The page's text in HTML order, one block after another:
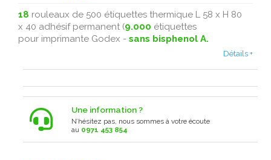
18 rouleaux de 500 étiquettes thermique L 58 x H 80
x 40 adhésif permanent (9.000 étiquettes
pour imprimante Godex - sans bisphenol A.
Détails +
Une information ?
N’hésitez pas, nous sommes à votre écoute
au 0971 453 854